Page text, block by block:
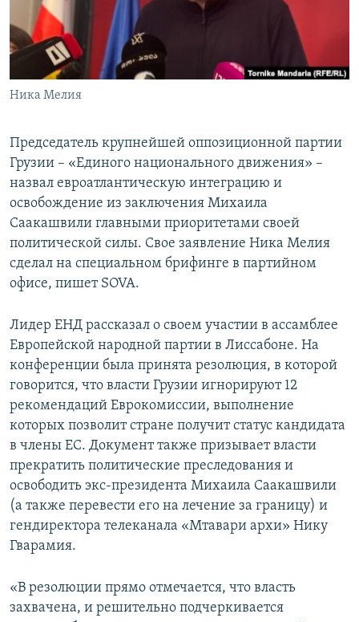
СПОРТ
МИР
БЛОГИ
ГОЛОСА
ЧИТАЕМ ПРЕССУ
АРХИВ РАДИОПРОГРАММЫ
Все сайты РСЕ/РС
Ника Мелия
Председатель крупнейшей оппозиционной партии
Грузии – «Единого национального движения» –
назвал евроатлантическую интеграцию и
освобождение из заключения Михаила
Саакашвили главными приоритетами своей
политической силы. Свое заявление Ника Мелия
сделал на специальном брифинге в партийном
офисе, пишет SOVA.
Лидер ЕНД рассказал о своем участии в ассамблее
Европейской народной партии в Лиссабоне. На
конференции была принята резолюция, в которой
говорится, что власти Грузии игнорируют 12
рекомендаций Еврокомиссии, выполнение
которых позволит стране получит статус кандидата
в члены ЕС. Документ также призывает власти
прекратить политические преследования и
освободить экс-президента Михаила Саакашвили
(а также перевести его на лечение за границу) и
гендиректора телеканала «Мтавари архи» Нику
Гварамия.
«В резолюции прямо отмечается, что власть
захвачена, и решительно подчеркивается